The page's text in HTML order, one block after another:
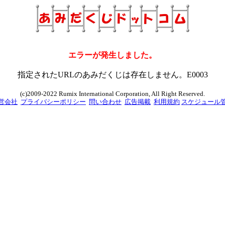
エラーが発生しました。
指定されたURLのあみだくじは存在しません。E0003
(c)2009-2022 Rumix International Corporation, All Right Reserved.
会社 プライバシーポリシー 問い合わせ 広告掲載 利用規約 スケジュール